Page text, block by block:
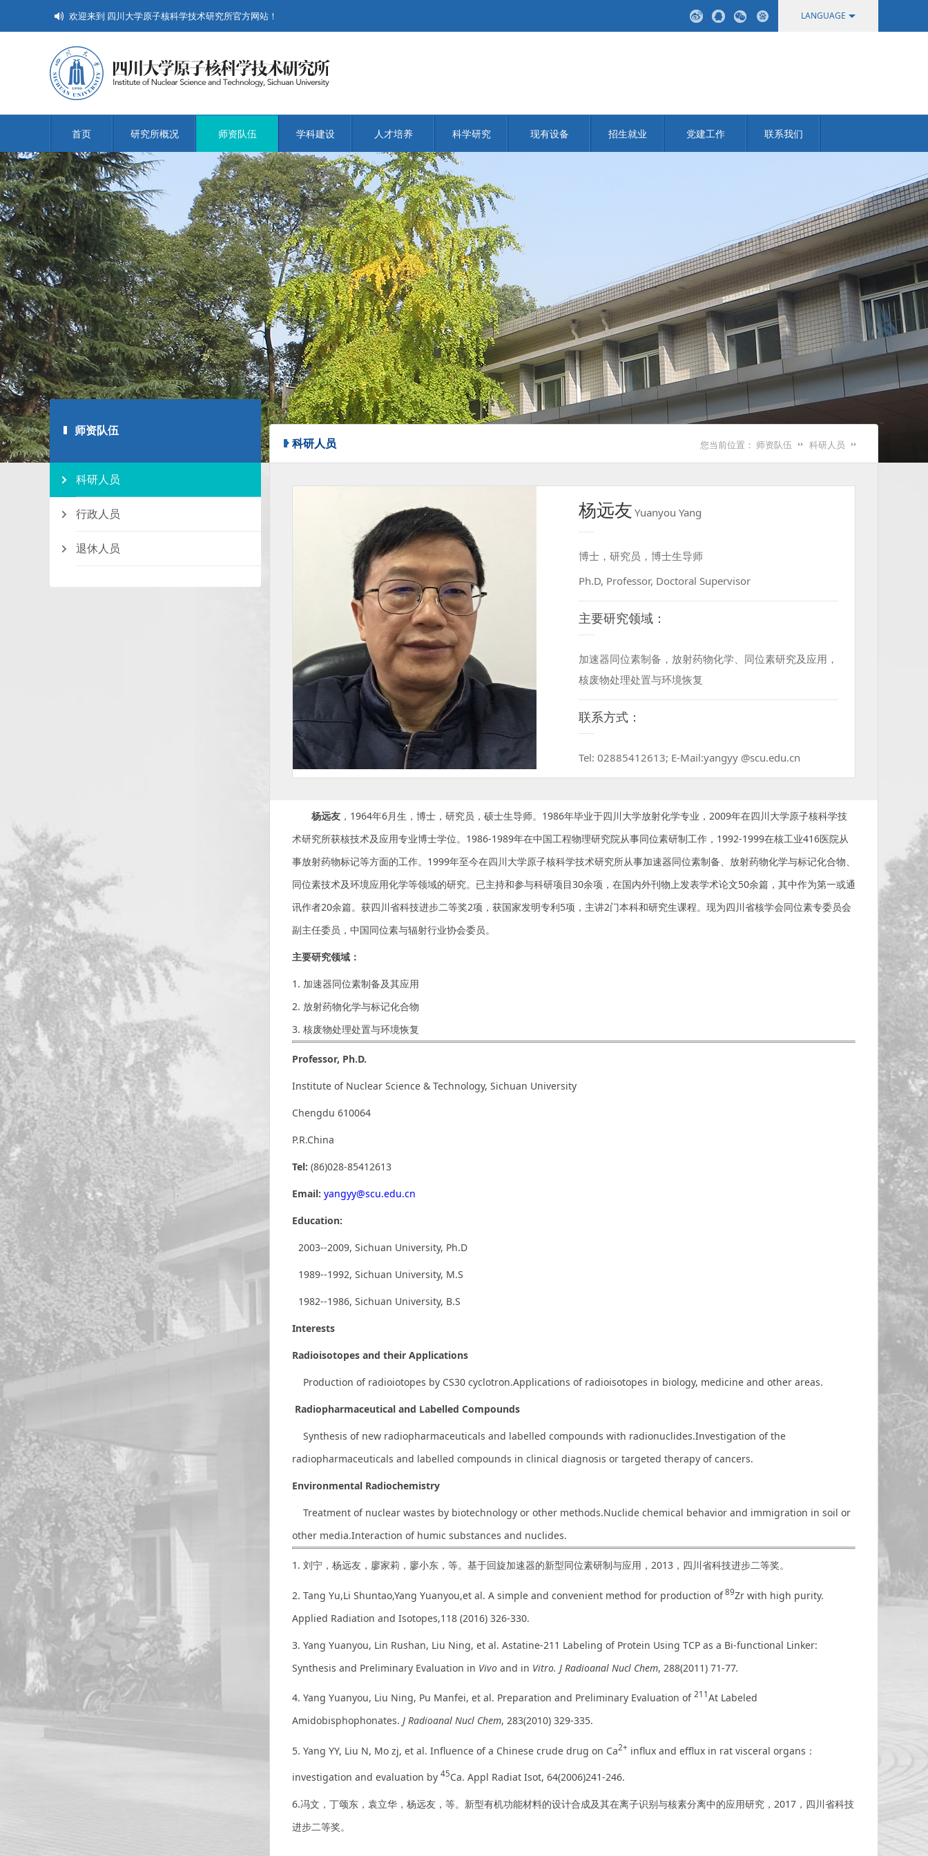
欢迎来到 四川大学原子核科学技术研究所官方网站！ LANGUAGE
首页 研究所概况 师资队伍 学科建设 人才培养 科学研究 现有设备 招生就业 党建工作 联系我们
师资队伍
科研人员
行政人员
退休人员
科研人员 您当前位置： 师资队伍 科研人员
杨远友 Yuanyou Yang
博士，研究员，博士生导师
Ph.D, Professor, Doctoral Supervisor
主要研究领域：
加速器同位素制备，放射药物化学、同位素研究及应用，
核废物处理处置与环境恢复
联系方式：
Tel: 02885412613; E-Mail:yangyy @scu.edu.cn
杨远友 ，1964年6月生，博士，研究员，硕士生导师。1986年毕业于四川大学放射化学专业，2009年在四川大学原子核科学技
术研究所获核技术及应用专业博士学位。1986-1989年在中国工程物理研究院从事同位素研制工作，1992-1999在核工业416医院从
事放射药物标记等方面的工作。1999年至今在四川大学原子核科学技术研究所从事加速器同位素制备、放射药物化学与标记化合物、
同位素技术及环境应用化学等领域的研究。已主持和参与科研项目30余项，在国内外刊物上发表学术论文50余篇，其中作为第一或通
讯作者20余篇。获四川省科技进步二等奖2项，获国家发明专利5项，主讲2门本科和研究生课程。现为四川省核学会同位素专委员会
副主任委员，中国同位素与辐射行业协会委员。
主要研究领域：
1. 加速器同位素制备及其应用
2. 放射药物化学与标记化合物
3. 核废物处理处置与环境恢复
Professor, Ph.D.
Institute of Nuclear Science & Technology, Sichuan University
Chengdu 610064
P.R.China
Tel: (86)028-85412613
Email: yangyy@scu.edu.cn
Education:
2003--2009, Sichuan University, Ph.D
1989--1992, Sichuan University, M.S
1982--1986, Sichuan University, B.S
Interests
Radioisotopes and their Applications
Production of radioiotopes by CS30 cyclotron.Applications of radioisotopes in biology, medicine and other areas.
Radiopharmaceutical and Labelled Compounds
Synthesis of new radiopharmaceuticals and labelled compounds with radionuclides.Investigation of the
radiopharmaceuticals and labelled compounds in clinical diagnosis or targeted therapy of cancers.
Environmental Radiochemistry
Treatment of nuclear wastes by biotechnology or other methods.Nuclide chemical behavior and immigration in soil or
other media.Interaction of humic substances and nuclides.
1. 刘宁，杨远友，廖家莉，廖小东，等。基于回旋加速器的新型同位素研制与应用，2013，四川省科技进步二等奖。
2. Tang Yu,Li Shuntao,Yang Yuanyou,et al. A simple and convenient method for production of89Zr with high purity.
Applied Radiation and Isotopes,118 (2016) 326-330.
3. Yang Yuanyou, Lin Rushan, Liu Ning, et al. Astatine-211 Labeling of Protein Using TCP as a Bi-functional Linker:
Synthesis and Preliminary Evaluation in Vivo and in Vitro. J Radioanal Nucl Chem, 288(2011) 71-77.
4. Yang Yuanyou, Liu Ning, Pu Manfei, et al. Preparation and Preliminary Evaluation of 211At Labeled
Amidobisphophonates. J Radioanal Nucl Chem, 283(2010) 329-335.
5. Yang YY, Liu N, Mo zj, et al. Influence of a Chinese crude drug on Ca2+ influx and efflux in rat visceral organs：
investigation and evaluation by 45Ca. Appl Radiat Isot, 64(2006)241-246.
6.冯文，丁颂东，袁立华，杨远友，等。新型有机功能材料的设计合成及其在离子识别与核素分离中的应用研究，2017，四川省科技
进步二等奖。